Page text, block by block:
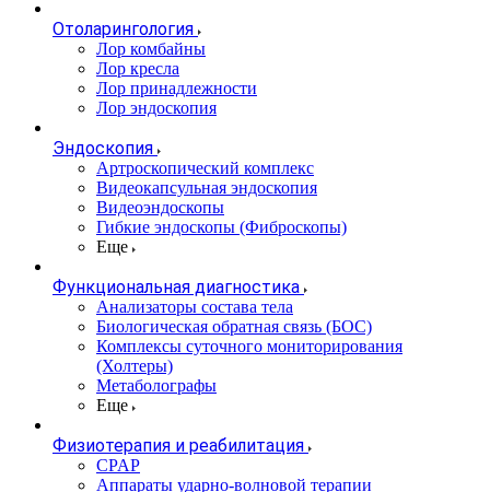
Отоларингология
Лор комбайны
Лор кресла
Лор принадлежности
Лор эндоскопия
Эндоскопия
Артроскопический комплекс
Видеокапсульная эндоскопия
Видеоэндоскопы
Гибкие эндоскопы (Фиброcкопы)
Еще
Функциональная диагностика
Анализаторы состава тела
Биологическая обратная связь (БОС)
Комплексы суточного мониторирования
(Холтеры)
Метаболографы
Еще
Физиотерапия и реабилитация
CPAP
Аппараты ударно-волновой терапии